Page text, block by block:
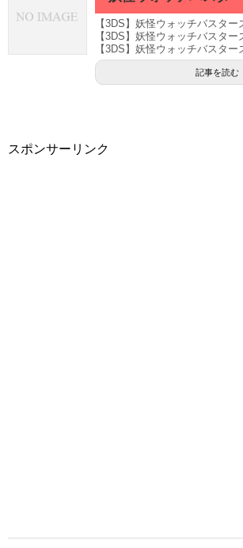
【3DS】妖怪ウォッチバスター
【3DS】妖怪ウォッチバスター
【3DS】妖怪ウォッチバスター
記事を読む
スポンサーリンク